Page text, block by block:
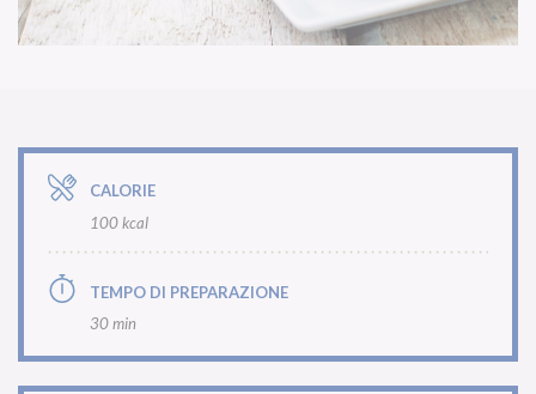
CALORIE
100 kcal
TEMPO DI PREPARAZIONE
30 min